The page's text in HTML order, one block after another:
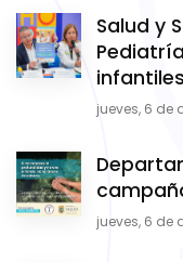
Salud y
jueves, 6 de
jueves, 6 de